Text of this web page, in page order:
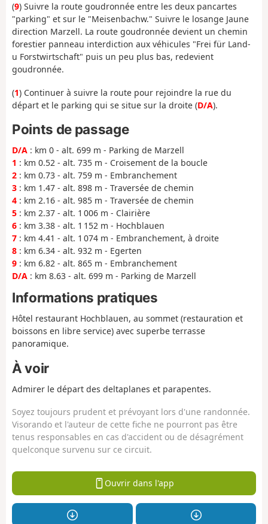
(9) Suivre la route goudronnée entre les deux pancartes
"parking" et sur le "Meisenbachw." Suivre le losange Jaune
direction Marzell. La route goudronnée devient un chemin
forestier panneau interdiction aux véhicules "Frei für Land-
u Forstwirtschaft" puis un peu plus bas, redevient
goudronnée.
(1) Continuer à suivre la route pour rejoindre la rue du
départ et le parking qui se situe sur la droite (D/A).
Points de passage
D/A : km 0 - alt. 699 m - Parking de Marzell
1 : km 0.52 - alt. 735 m - Croisement de la boucle
2 : km 0.73 - alt. 759 m - Embranchement
3 : km 1.47 - alt. 898 m - Traversée de chemin
4 : km 2.16 - alt. 985 m - Traversée de chemin
5 : km 2.37 - alt. 1 006 m - Clairière
6 : km 3.38 - alt. 1 152 m - Hochblauen
7 : km 4.41 - alt. 1 074 m - Embranchement, à droite
8 : km 6.34 - alt. 932 m - Egerten
9 : km 6.82 - alt. 865 m - Embranchement
D/A : km 8.63 - alt. 699 m - Parking de Marzell
Informations pratiques
Hôtel restaurant Hochblauen, au sommet (restauration et
boissons en libre service) avec superbe terrasse
panoramique.
À voir
Admirer le départ des deltaplanes et parapentes.
Soyez toujours prudent et prévoyant lors d'une randonnée.
Visorando et l'auteur de cette fiche ne pourront pas être
tenus responsables en cas d'accident ou de désagrément
quelconque survenu sur ce circuit.
Ouvrir dans l'app